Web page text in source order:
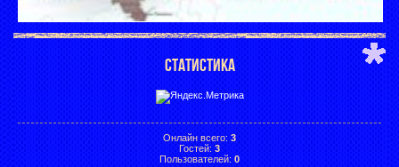
СТАТИСТИКА
Онлайн всего: 3
Гостей: 3
Пользователей: 0